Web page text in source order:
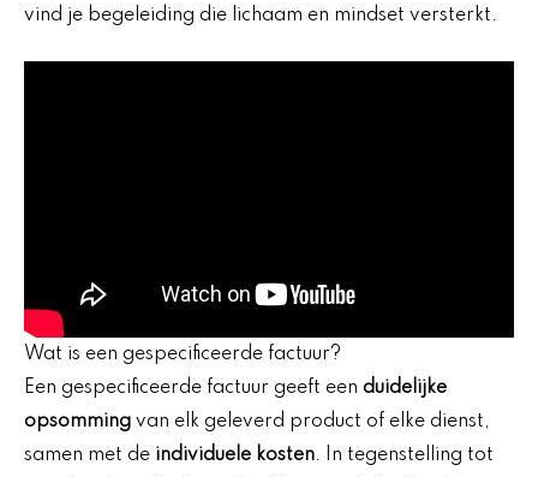
vind je begeleiding die lichaam en mindset versterkt.
Wat is een gespecificeerde factuur?
Een gespecificeerde factuur geeft een duidelijke
opsomming van elk geleverd product of elke dienst,
samen met de individuele kosten. In tegenstelling tot